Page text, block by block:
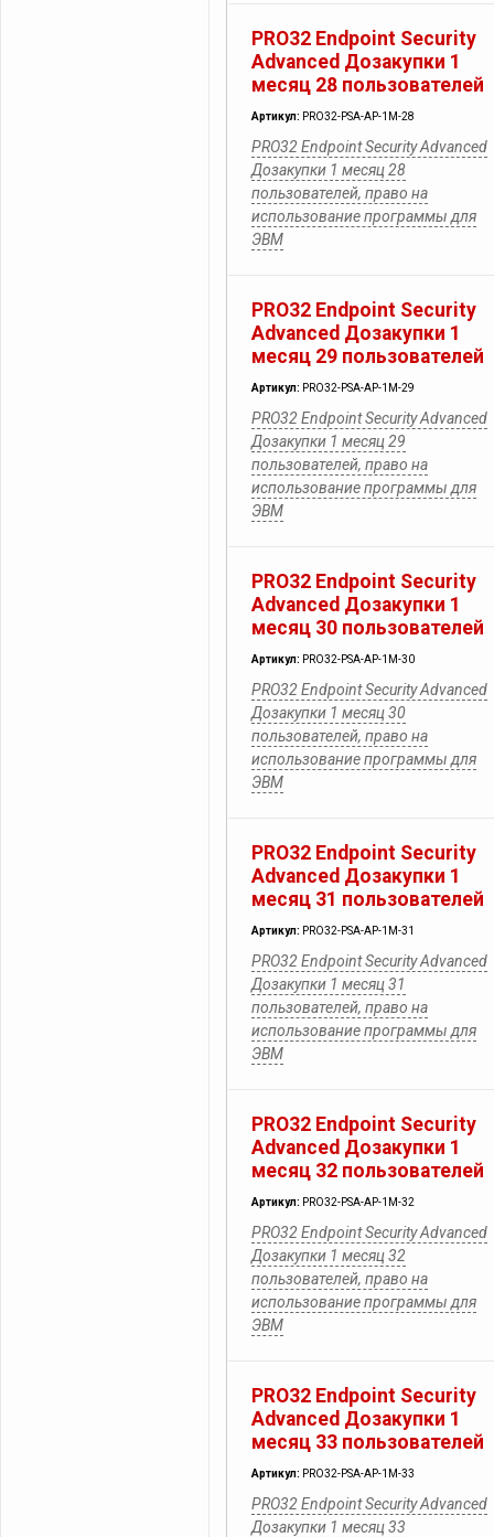
PRO32 Endpoint Security
Advanced Дозакупки 1
месяц 28 пользователей
Артикул: PRO32-PSA-AP-1M-28
PRO32 Endpoint Security Advanced
Дозакупки 1 месяц 28
пользователей, право на
использование программы для
ЭВМ
PRO32 Endpoint Security
Advanced Дозакупки 1
месяц 29 пользователей
Артикул: PRO32-PSA-AP-1M-29
PRO32 Endpoint Security Advanced
Дозакупки 1 месяц 29
пользователей, право на
использование программы для
ЭВМ
PRO32 Endpoint Security
Advanced Дозакупки 1
месяц 30 пользователей
Артикул: PRO32-PSA-AP-1M-30
PRO32 Endpoint Security Advanced
Дозакупки 1 месяц 30
пользователей, право на
использование программы для
ЭВМ
PRO32 Endpoint Security
Advanced Дозакупки 1
месяц 31 пользователей
Артикул: PRO32-PSA-AP-1M-31
PRO32 Endpoint Security Advanced
Дозакупки 1 месяц 31
пользователей, право на
использование программы для
ЭВМ
PRO32 Endpoint Security
Advanced Дозакупки 1
месяц 32 пользователей
Артикул: PRO32-PSA-AP-1M-32
PRO32 Endpoint Security Advanced
Дозакупки 1 месяц 32
пользователей, право на
использование программы для
ЭВМ
PRO32 Endpoint Security
Advanced Дозакупки 1
месяц 33 пользователей
Артикул: PRO32-PSA-AP-1M-33
PRO32 Endpoint Security Advanced
Дозакупки 1 месяц 33